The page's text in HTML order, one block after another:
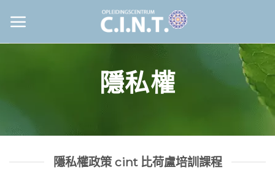
隱私權
隱私權政策 cint 比荷盧培訓課程